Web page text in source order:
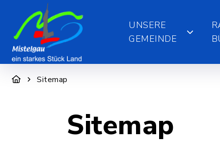
UNSERE
GEMEINDE
Sitemap
Sitemap